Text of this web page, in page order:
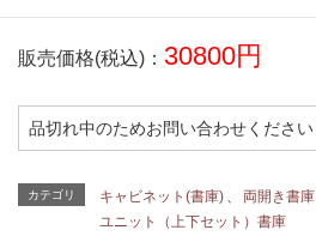
販売価格(税込)： 30800円
品切れ中のためお問い合わせください
カテゴリ キャビネット(書庫) 、 両開き書庫
ユニット（上下セット）書庫